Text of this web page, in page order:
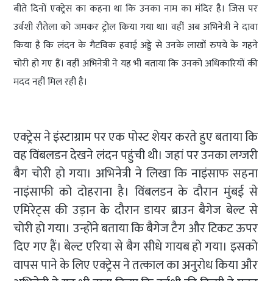
बीते दिनों एक्ट्रेस का कहना था कि उनका नाम का मंदिर है। जिस पर
उर्वशी रौतेला को जमकर ट्रोल किया गया था। वहीं अब अभिनेत्री ने दावा
किया है कि लंदन के गैटविक हवाई अड्डे से उनके लाखों रुपये के गहने
चोरी हो गए हैं। वहीं अभिनेत्री ने यह भी बताया कि उनको अधिकारियों की
मदद नहीं मिल रही है।
एक्ट्रेस ने इंस्टाग्राम पर एक पोस्ट शेयर करते हुए बताया कि
वह विंबलडन देखने लंदन पहुंची थी। जहां पर उनका लग्जरी
बैग चोरी हो गया। अभिनेत्री ने लिखा कि नाइंसाफ सहना
नाइंसाफी को दोहराना है। विंबलडन के दौरान मुंबई से
एमिरेट्स की उड़ान के दौरान डायर ब्राउन बैगेज बेल्ट से
चोरी हो गया। उन्होंने बताया कि बैगेज टैग और टिकट ऊपर
दिए गए हैं। बेल्ट एरिया से बैग सीधे गायब हो गया। इसको
वापस पाने के लिए एक्ट्रेस ने तत्काल का अनुरोध किया और